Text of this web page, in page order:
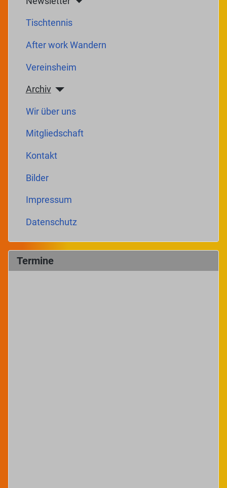
Tischtennis
After work Wandern
Vereinsheim
Archiv
Wir über uns
Mitgliedschaft
Kontakt
Bilder
Impressum
Datenschutz
Termine